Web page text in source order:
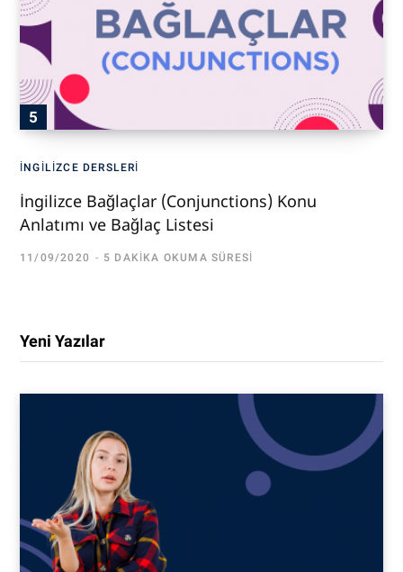
İNGILIZCE DERSLERI
İngilizce Bağlaçlar (Conjunctions) Konu
Anlatımı ve Bağlaç Listesi
11/09/2020 5 DAKIKA OKUMA SÜRESI
Yeni Yazılar